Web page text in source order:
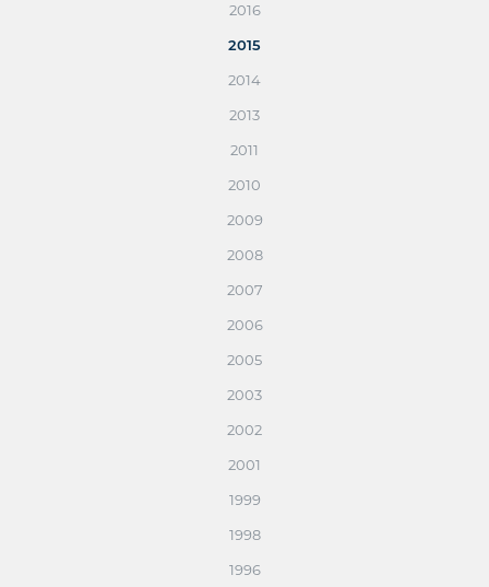
2016
2015
2014
2013
2011
2010
2009
2008
2007
2006
2005
2003
2002
2001
1999
1998
1996